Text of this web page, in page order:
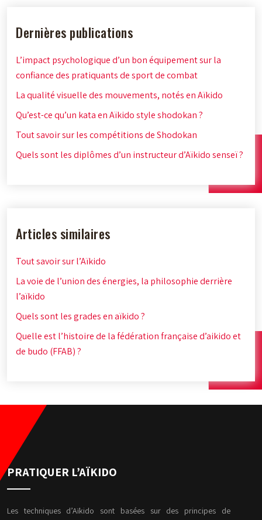
Dernières publications
L’impact psychologique d’un bon équipement sur la
confiance des pratiquants de sport de combat
La qualité visuelle des mouvements, notés en Aïkido
Qu’est-ce qu’un kata en Aïkido style shodokan ?
Tout savoir sur les compétitions de Shodokan
Quels sont les diplômes d’un instructeur d’Aïkido senseï ?
Articles similaires
Tout savoir sur l’Aïkido
La voie de l’union des énergies, la philosophie derrière
l’aïkido
Quels sont les grades en aïkido ?
Quelle est l’histoire de la fédération française d’aikido et
de budo (FFAB) ?
PRATIQUER L’AÏKIDO
Les techniques d’Aïkido sont basées sur des principes de